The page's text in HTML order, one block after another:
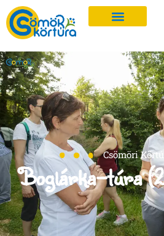
Csömöri
Boglárka-túra